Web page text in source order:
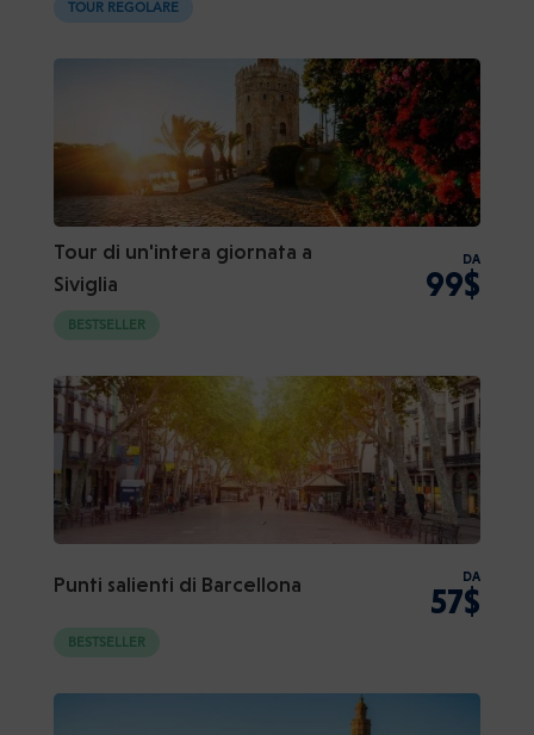
TOUR REGOLARE
Tour di un'intera giornata a
Siviglia
DA
99$
BESTSELLER
Punti salienti di Barcellona DA
57$
BESTSELLER